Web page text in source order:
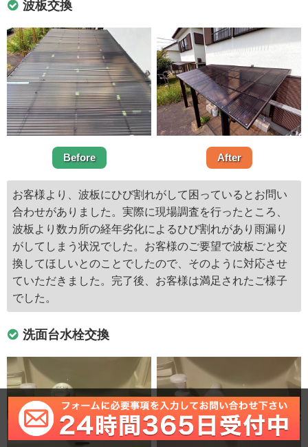
波板交換
Before After
お客様より、波板にひび割れがして困っているとお問い
合わせがありました。実際に現場調査を行ったところ、
波板より数カ所の経年劣化によるひび割れがあり雨漏り
がしてしまう状況でした。お客様のご要望で波板ごと交
換してほしいとのことでしたので、そのように対応させ
ていただきました。完了後、お客様は満足されたご様子
でした。
洗面台水栓交換